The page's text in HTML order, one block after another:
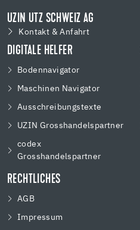
UZIN UTZ SCHWEIZ AG
Kontakt & Anfahrt
DIGITALE HELFER
Bodennavigator
Maschinen Navigator
Ausschreibungstexte
UZIN Grosshandelspartner
codex
Grosshandelspartner
RECHTLICHES
AGB
Impressum